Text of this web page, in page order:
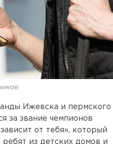
Ижевска и пермского
за звание чемпионов
от тебя», который
из детских домов и